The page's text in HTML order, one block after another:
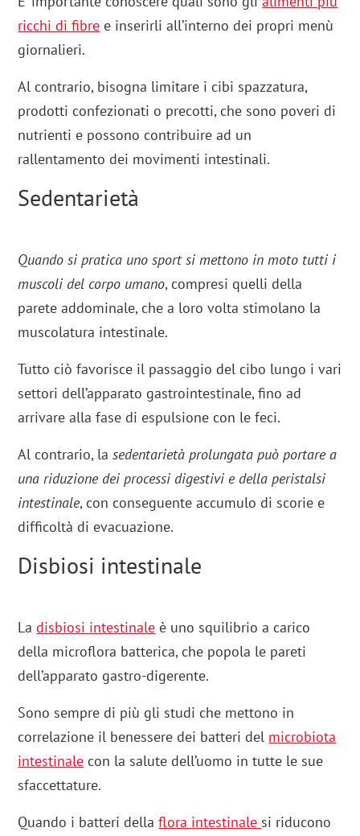
ricchi di fibre e inserirli all’interno dei propri menù
giornalieri.
Al contrario, bisogna limitare i cibi spazzatura,
prodotti confezionati o precotti, che sono poveri di
nutrienti e possono contribuire ad un
rallentamento dei movimenti intestinali.
Sedentarietà
Quando si pratica uno sport si mettono in moto tutti i
muscoli del corpo umano, compresi quelli della
parete addominale, che a loro volta stimolano la
muscolatura intestinale.
Tutto ciò favorisce il passaggio del cibo lungo i vari
settori dell’apparato gastrointestinale, fino ad
arrivare alla fase di espulsione con le feci.
Al contrario, lasedentarietà prolungata può portare a
una riduzione dei processi digestivi e della peristalsi
intestinale, con conseguente accumulo di scorie e
difficoltà di evacuazione.
Disbiosi intestinale
Ladisbiosi intestinale è uno squilibrio a carico
della microflora batterica, che popola le pareti
dell’apparato gastro-digerente.
Sono sempre di più gli studi che mettono in
correlazione il benessere dei batteri del microbiota
intestinale con la salute dell’uomo in tutte le sue
sfaccettature.
Quando i batteri dellaflora intestinale si riducono